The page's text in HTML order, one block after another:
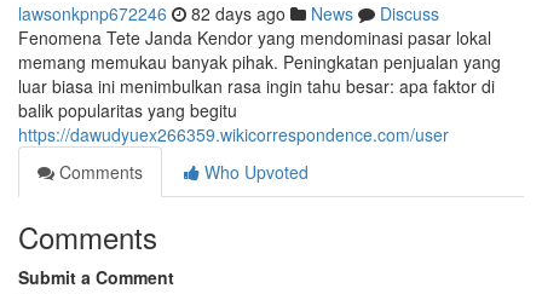
lawsonkpnp672246 82 days ago News
Discuss
Fenomena Tete Janda Kendor yang mendominasi pasar lokal
memang memukau banyak pihak. Peningkatan penjualan yang
luar biasa ini menimbulkan rasa ingin tahu besar: apa faktor di
balik popularitas yang begitu
https://dawudyuex266359.wikicorrespondence.com/user
Comments
Who Upvoted
Comments
Submit a Comment